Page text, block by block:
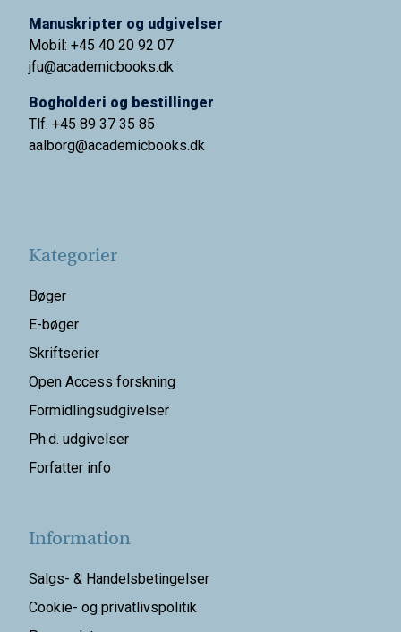
Manuskripter og udgivelser
Mobil: +45 40 20 92 07
jfu@academicbooks.dk
Bogholderi og bestillinger
Tlf. +45 89 37 35 85
aalborg@academicbooks.dk
Kategorier
Bøger
E-bøger
Skriftserier
Open Access forskning
Formidlingsudgivelser
Ph.d. udgivelser
Forfatter info
Information
Salgs- & Handelsbetingelser
Cookie- og privatlivspolitik